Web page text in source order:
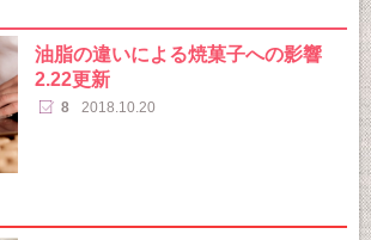
油脂の違いによる焼菓子への影響
2.22更新
8 2018.10.20